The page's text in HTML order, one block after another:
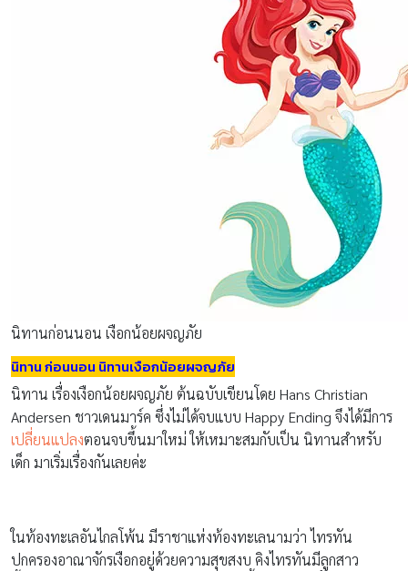
นิทานก่อนนอน เงือกน้อยผจญภัย
นิทาน ก่อนนอน นิทานเงือกน้อยผจญภัย
นิทาน เรื่องเงือกน้อยผจญภัย ต้นฉบับเขียนโดย Hans Christian
Andersen ชาวเดนมาร์ค ซึ่งไม่ได้จบแบบ Happy Ending จึงได้มีการ
เปลี่ยนแปลงตอนจบขึ้นมาใหม่ ให้เหมาะสมกับเป็น นิทานสำหรับ
เด็ก มาเริ่มเรื่องกันเลยค่ะ
ในท้องทะเลอันไกลโพ้น มีราชาแห่งท้องทะเลนามว่า ไทรทัน
ปกครองอาณาจักรเงือกอยู่ด้วยความสุขสงบ คิงไทรทันมีลูกสาว